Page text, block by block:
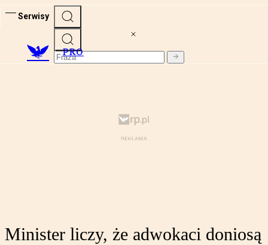
Serwisy
PRO
Minister liczy, że adwokaci doniosą